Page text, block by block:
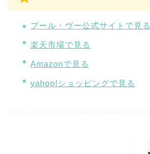
プール・ヴー公式サイトで見る
楽天市場で見る
Amazonで見る
yahoo!ショッピングで見る